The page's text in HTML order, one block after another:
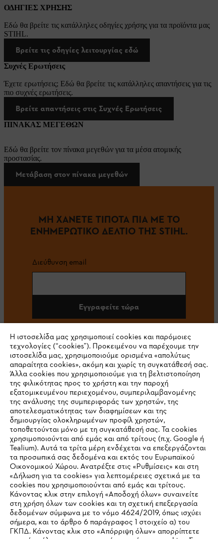
ΟΔΗΓΙΕΣ ΧΡΗΣΗΣ
Εδώ θα βρείτε τις κατάλληλες οδηγίες χρήσης για τα προϊόντα μας
STIHL.
Βρείτε τις οδηγίες λειτουργίας εδώ
Συχνές Ερωτήσεις
Έχετε ερωτήσεις; Εδώ θα βρείτε τις κατάλληλες απαντήσεις για τις
πιο συχνές ερωτήσεις.
Βρείτε απαντήσεις στις Συχνές Ερωτήσεις
ΠΙΝΑΚΑΣ ΜΕΓΕΘΩΝ
Εδώ θα βρείτε τον πίνακα μεγεθών για τα μέσα ατομικής
προστασίας.
Μετάβαση στον πίνακα μεγεθών
ΜΗ ΧΑΝΕΤΕ ΤΙΠΟΤΑ ΠΙΑ ΜΕ ΤΟ
ΕΝΗΜΕΡΩΤΙΚΟ ΔΕΛΤΙΟ ΤΗΣ STIHL.
Διεύθυνση email
Εγγραφείτε τώρα
#STIHL
Εταιρεία
STIHL Συχνές ερωτήσεις
Service
IHR BROWSER WIRD NICHT
UNTERSTÜTZT
Η ιστοσελίδα μας χρησιμοποιεί cookies και παρόμοιες
τεχνολογίες (“cookies”). Προκειμένου να παρέχουμε την
ιστοσελίδα μας, χρησιμοποιούμε ορισμένα «απολύτως
απαραίτητα cookies», ακόμη και χωρίς τη συγκατάθεσή σας.
Άλλα cookies που χρησιμοποιούμε για τη βελτιστοποίηση
της φιλικότητας προς το χρήστη και την παροχή
εξατομικευμένου περιεχομένου, συμπεριλαμβανομένης
της ανάλυσης της συμπεριφοράς των χρηστών, της
αποτελεσματικότητας των διαφημίσεων και της
δημιουργίας ολοκληρωμένων προφίλ χρηστών,
τοποθετούνται μόνο με τη συγκατάθεσή σας. Τα cookies
χρησιμοποιούνται από εμάς και από τρίτους (π.χ. Google ή
Tealium). Αυτά τα τρίτα μέρη ενδέχεται να επεξεργάζονται
τα προσωπικά σας δεδομένα και εκτός του Ευρωπαϊκού
Οικονομικού Χώρου. Ανατρέξτε στις «Ρυθμίσεις» και στη
«Δήλωση για τα cookies» για λεπτομέρειες σχετικά με τα
cookies που χρησιμοποιούνται από εμάς και τρίτους.
Κάνοντας κλικ στην επιλογή «Αποδοχή όλων» συναινείτε
στη χρήση όλων των cookies και τη σχετική επεξεργασία
δεδομένων σύμφωνα με το νόμο 4624/2019, όπως ισχύει
σήμερα, και το άρθρο 6 παράγραφος 1 στοιχείο α) του
ΓΚΠΔ. Κάνοντας κλικ στο «Απόρριψη όλων» απορρίπτετε